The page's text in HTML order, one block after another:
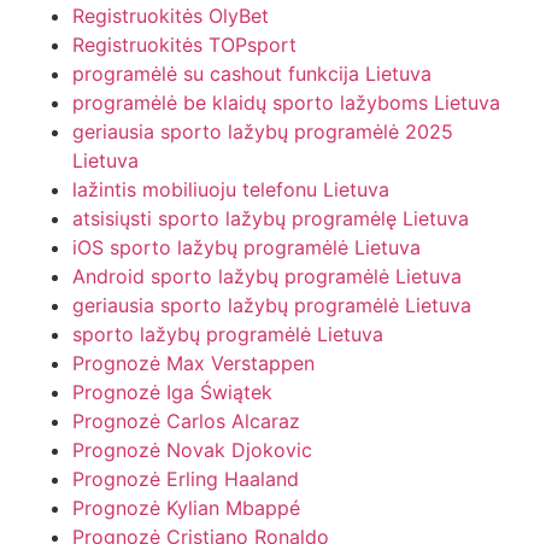
Registruokitės OlyBet
Registruokitės TOPsport
programėlė su cashout funkcija Lietuva
programėlė be klaidų sporto lažyboms Lietuva
geriausia sporto lažybų programėlė 2025
Lietuva
lažintis mobiliuoju telefonu Lietuva
atsisiųsti sporto lažybų programėlę Lietuva
iOS sporto lažybų programėlė Lietuva
Android sporto lažybų programėlė Lietuva
geriausia sporto lažybų programėlė Lietuva
sporto lažybų programėlė Lietuva
Prognozė Max Verstappen
Prognozė Iga Świątek
Prognozė Carlos Alcaraz
Prognozė Novak Djokovic
Prognozė Erling Haaland
Prognozė Kylian Mbappé
Prognozė Cristiano Ronaldo